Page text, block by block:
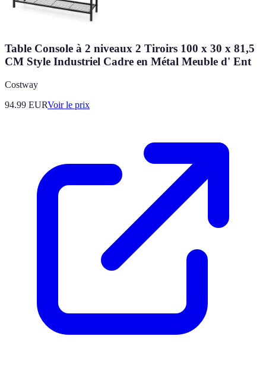
Table Console à 2 niveaux 2 Tiroirs 100 x 30 x 81,5
CM Style Industriel Cadre en Métal Meuble d' Ent
Costway
94.99 EURVoir le prix